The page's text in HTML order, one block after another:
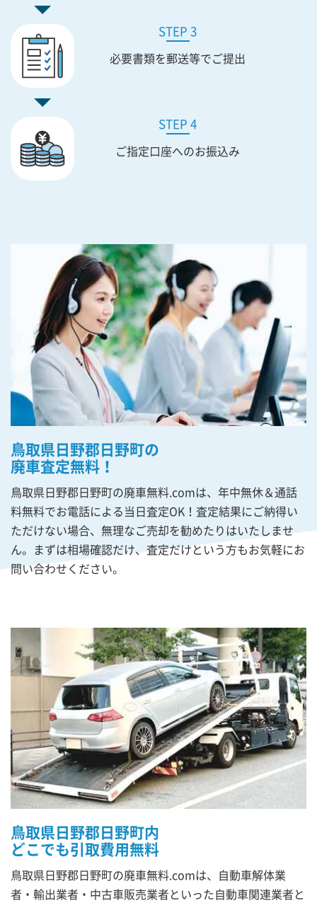
STEP 3
必要書類を郵送等でご提出
STEP 4
ご指定口座へのお振込み
鳥取県日野郡日野町の
廃車査定無料！
鳥取県日野郡日野町の廃車無料.comは、年中無休＆通話
料無料でお電話による当日査定OK！査定結果にご納得い
ただけない場合、無理なご売却を勧めたりはいたしませ
ん。まずは相場確認だけ、査定だけという方もお気軽にお
問い合わせください。
鳥取県日野郡日野町内
どこでも引取費用無料
鳥取県日野郡日野町の廃車無料.comは、自動車解体業
者・輸出業者・中古車販売業者といった自動車関連業者と